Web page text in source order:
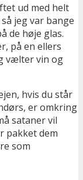
ud med helt
jeg var bange
de høje glas.
på en ellers
vælter vin og
hvis du står
er omkring
sataner vil
pakket dem
som